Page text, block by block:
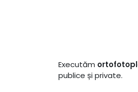
Executăm
publice și private.